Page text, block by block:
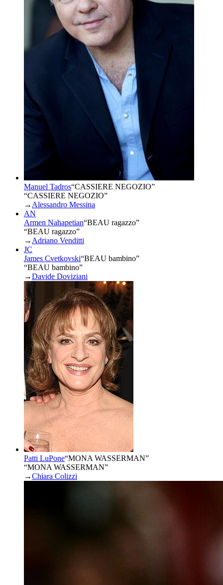
Manuel Tadros“CASSIERE NEGOZIO”
“CASSIERE NEGOZIO”
→ Alessandro Messina
AN
Armen Nahapetian“BEAU ragazzo”
“BEAU ragazzo”
→ Adriano Venditti
JC
James Cvetkovski“BEAU bambino”
“BEAU bambino”
→Davide Doviziani
Patti LuPone“MONA WASSERMAN”
“MONA WASSERMAN”
→Chiara Colizzi